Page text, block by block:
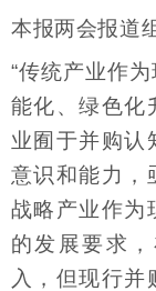
本报两会报道
“传统产业作
能化、绿色化
业囿于并购认
意识和能力，
战略产业作为
的发展要求
入，但现行